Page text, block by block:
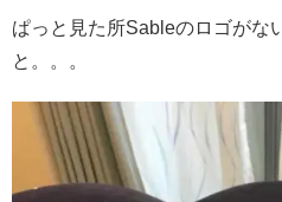
ぱっと見た所Sableのロゴがな
と。。。